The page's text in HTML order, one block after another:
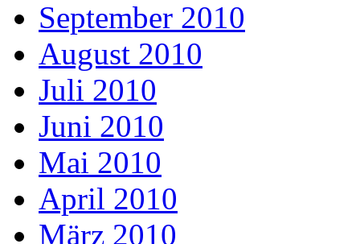
September 2010
August 2010
Juli 2010
Juni 2010
Mai 2010
April 2010
März 2010